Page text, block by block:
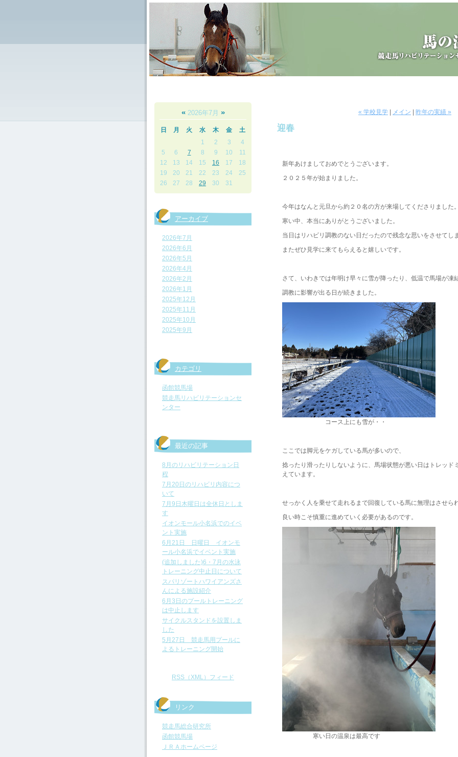
« 2026年7月 »
日 月 火 水 木 金
土
1
2 3
4
5
6 7 8 9 10
11
12
13 14 15 16 17
18
19
20 21 22 23 24
25
26
27 28 29 30 31
アーカイブ
2026年7月
2026年6月
2026年5月
2026年4月
2026年2月
2026年1月
2025年12月
2025年11月
2025年10月
2025年9月
カテゴリ
函館競馬場
競走馬リハビリテーションセ
ンター
最近の記事
8月のリハビリテーション日
程
7月20日のリハビリ内容につ
いて
7月9日木曜日は全休日としま
す
イオンモール小名浜でのイベ
ント実施
6月21日 日曜日 イオンモ
ール小名浜でイベント実施
(追加しました)6・7月の水泳
トレーニング中止日について
スパリゾートハワイアンズさ
んによる施設紹介
6月3日のプールトレーニング
は中止します
サイクルスタンドを設置しま
した
5月27日 競走馬用プールに
よるトレーニング開始
RSS（XML）フィード
リンク
競走馬総合研究所
函館競馬場
ＪＲＡホームページ
« 学校見学 メイン 昨年の実績 »
迎春
新年あけましておめでとうございます。
２０２５年が始まりました。
今年はなんと元旦から約２０名の方が来場してくださりました
寒い中、本当にありがとうございました。
当日はリハビリ調教のない日だったので残念な思いをさせてし
またぜひ見学に来てもらえると嬉しいです。
さて、いわきでは年明け早々に雪が降ったり、低温で馬場が凍
調教に影響が出る日が続きました。
コース上にも雪が・・
ここでは脚元をケガしている馬が多いので、
捻ったり滑ったりしないように、馬場状態が悪い日はトレッド
えています。
せっかく人を乗せて走れるまで回復している馬に無理はさせら
良い時こそ慎重に進めていく必要があるのです。
寒い日の温泉は最高です